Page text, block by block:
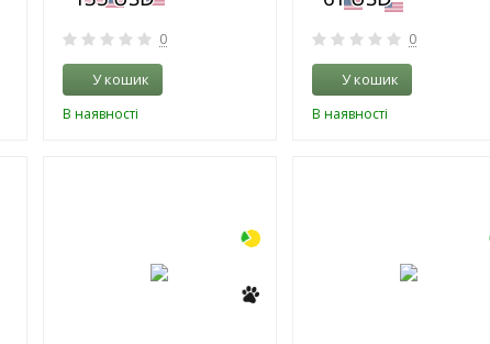
0
У кошик
В наявності
0
У кошик
В наявності